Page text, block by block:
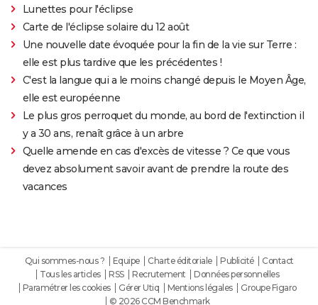
Lunettes pour l'éclipse
Carte de l'éclipse solaire du 12 août
Une nouvelle date évoquée pour la fin de la vie sur Terre :
elle est plus tardive que les précédentes !
C'est la langue qui a le moins changé depuis le Moyen Âge,
elle est européenne
Le plus gros perroquet du monde, au bord de l'extinction il
y a 30 ans, renaît grâce à un arbre
Quelle amende en cas d'excès de vitesse ? Ce que vous
devez absolument savoir avant de prendre la route des
vacances
Qui sommes-nous ? Equipe Charte éditoriale Publicité
Contact
Tous les articles
RSS Recrutement
Données personnelles
Paramétrer les cookies
Gérer Utiq Mentions légales
Groupe Figaro
© 2026 CCM Benchmark